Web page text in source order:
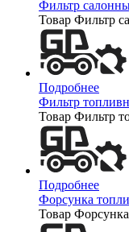
Фильтр
Товар Фильтр
Подробнее
Фильтр
Товар Фильтр
Подробнее
Форсунка
Товар